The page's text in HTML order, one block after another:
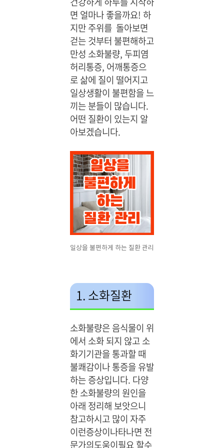
면 얼마나 좋을까요! 하
지만 주위를 돌아보면
걷는 것부터 불편해하고
만성 소화불량, 두피염
허리통증, 어깨통증으
로 삶에 질이 떨어지고
일상생활이 불편함을 느
끼는 분들이 많습니다.
어떤 질환이 있는지 알
아보겠습니다.
일상을 불편하게 하는 질환 관리
1. 소화질환
소화불량은 음식물이 위
에서 소화 되지 않고 소
화기기관을 통과할 때
불쾌감이나 통증을 유발
하는 증상입니다. 다양
한 소화불량의 원인을
아래 정리해 보앗으니
참고하시고 많이 자주
이런증상이나타나면 전
문가의도움이필요 할수